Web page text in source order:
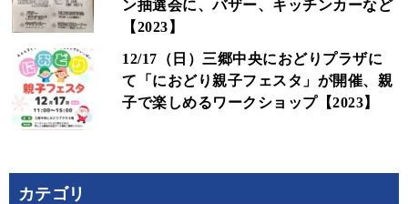
ン抽選会に、バザー、キッチンカーなど
【2023】
12/17（日）三郷中央におどりプラザに
て「におどり親子フェスタ」が開催、親
子で楽しめるワークショップ【2023】
カテゴリ